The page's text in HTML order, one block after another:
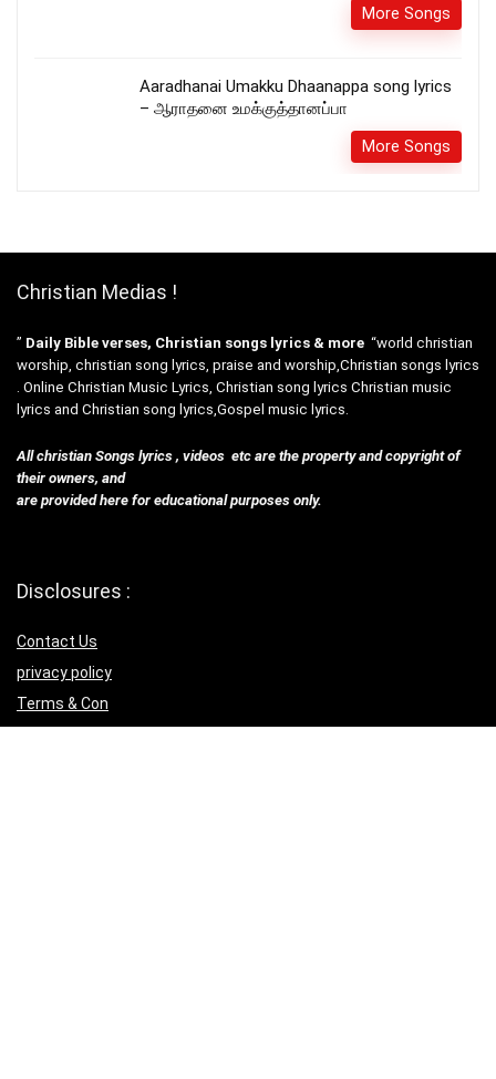
More Songs
Aaradhanai Umakku Dhaanappa song lyrics
– ஆராதனை உமக்குத்தானப்பா
More Songs
Christian Medias !
” Daily Bible verses, Christian songs lyrics & more “world christian
worship, christian song lyrics, praise and worship,Christian songs lyrics
. Online Christian Music Lyrics, Christian song lyrics Christian music
lyrics and Christian song lyrics,Gospel music lyrics.
All christian Songs lyrics , videos etc are the property and copyright of
their owners, and
are provided here for educational purposes only.
Disclosures :
Contact Us
privacy policy
Terms & Con